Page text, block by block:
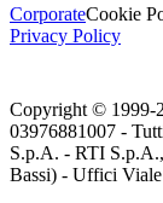
CorporateCookie
Privacy Policy
Copyright © 1999-
03976881007 -
S.p.A. - RTI
Bassi) - Uffici